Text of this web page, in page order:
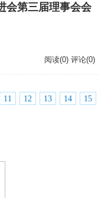
会第三届理事会会
阅读(0) 评论(0)
11 12 13 14
15